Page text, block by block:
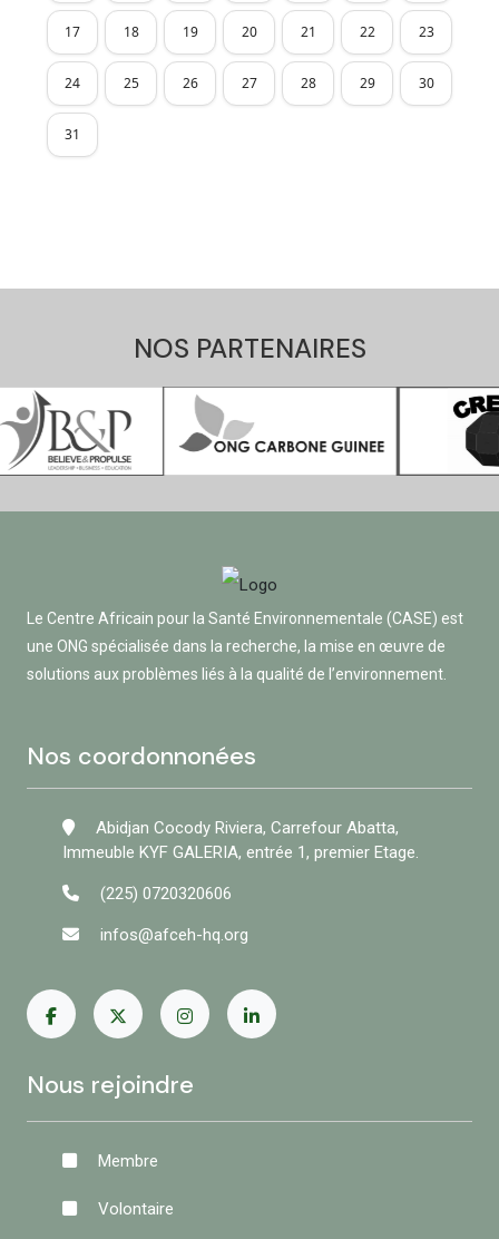
17 18 19 20 21 22 23
24 25 26 27 28 29 30
31
NOS PARTENAIRES
Le Centre Africain pour la Santé Environnementale (CASE) est
une ONG spécialisée dans la recherche, la mise en œuvre de
solutions aux problèmes liés à la qualité de l’environnement.
Nos coordonnonées
Abidjan Cocody Riviera, Carrefour Abatta,
Immeuble KYF GALERIA, entrée 1, premier Etage.
(225) 0720320606
infos@afceh-hq.org
Nous rejoindre
Membre
Volontaire